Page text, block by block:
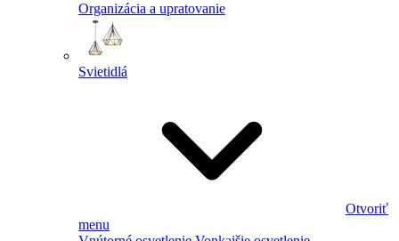
Organizácia a upratovanie
Svietidlá
Otvoriť
menu